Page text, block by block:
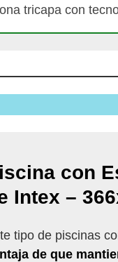
tricapa con
con
Intex –
tipo de piscinas
de que